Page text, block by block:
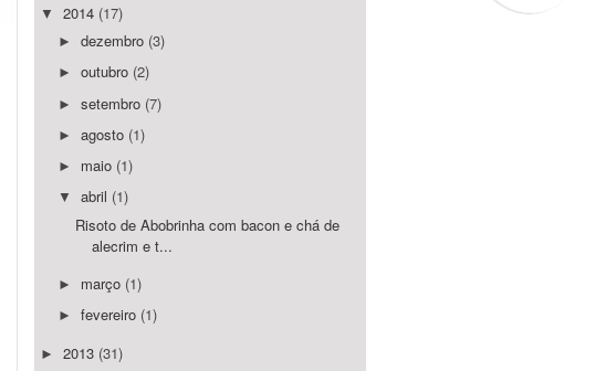
▼ 2014 (17)
► dezembro (3)
► outubro (2)
► setembro (7)
► agosto (1)
► maio (1)
▼ abril (1)
Risoto de Abobrinha com bacon e chá de
alecrim e t...
► março (1)
► fevereiro (1)
► 2013 (31)